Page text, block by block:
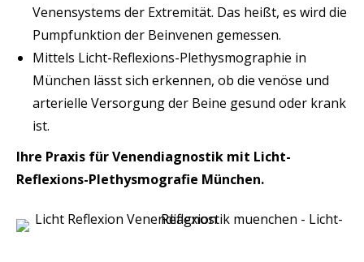
Venensystems der Extremität. Das heißt, es wird die
Pumpfunktion der Beinvenen gemessen.
Mittels Licht-Reflexions-Plethysmographie in
München lässt sich erkennen, ob die venöse und
arterielle Versorgung der Beine gesund oder krank
ist.
Ihre Praxis für Venendiagnostik mit Licht-
Reflexions-Plethysmografie München.